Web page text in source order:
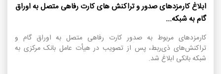
ابلاغ کارمزدهای صدور و تراکنش های کارت رفاهی متصل به اوراق
گام به شبکه...
کارمزدهای مربوط به صدور کارت رفاهی متصل به اوراق گام و
تراکنش‌های ذی‌ربط، پس از تصویب در هیأت عامل بانک مرکزی به
شبکه بانکی ابلاغ شد.